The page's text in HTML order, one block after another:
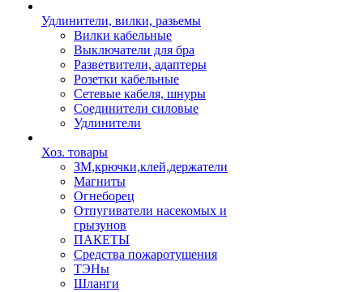
Удлинители, вилки, разьемы
Вилки кабельные
Выключатели для бра
Разветвители, адаптеры
Розетки кабельные
Сетевые кабеля, шнуры
Соединители силовые
Удлинители
Хоз. товары
ЗМ,крючки,клей,держатели
Магниты
Огнеборец
Отпугиватели насекомых и
грызунов
ПАКЕТЫ
Средства пожаротушения
ТЭНы
Шланги